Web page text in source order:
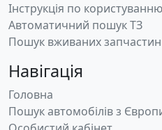
Інструкція по користуванню
Автоматичний пошук ТЗ
Пошук вживаних запчастин
Навігація
Головна
Пошук автомобілів з